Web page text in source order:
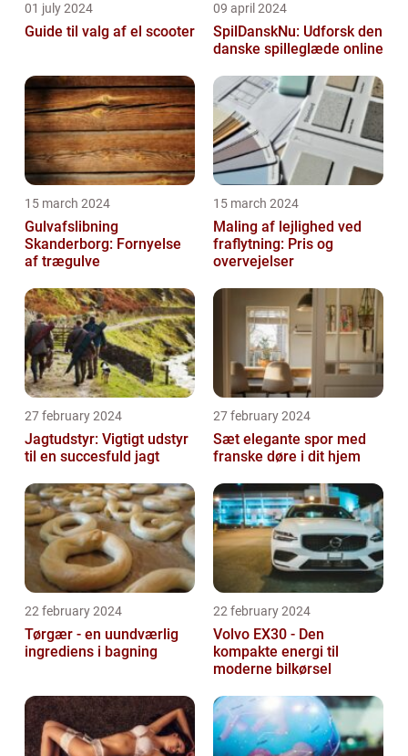
01 july 2024
Guide til valg af el scooter
09 april 2024
SpilDanskNu: Udforsk den
danske spilleglæde online
15 march 2024
Gulvafslibning
Skanderborg: Fornyelse
af trægulve
15 march 2024
Maling af lejlighed ved
fraflytning: Pris og
overvejelser
27 february 2024
Jagtudstyr: Vigtigt udstyr
til en succesfuld jagt
27 february 2024
Sæt elegante spor med
franske døre i dit hjem
22 february 2024
Tørgær - en uundværlig
ingrediens i bagning
22 february 2024
Volvo EX30 - Den
kompakte energi til
moderne bilkørsel